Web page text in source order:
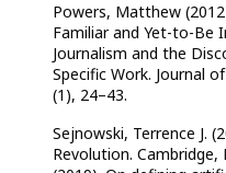
Powers, Matthew
Familiar and Yet-to-Be
Journalism and the
Specific Work. Journal
(1), 24–43.
Sejnowski, Terrence J.
Revolution. Cambridge,